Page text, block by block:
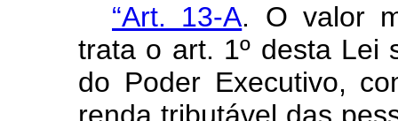
“Art. 13-A. O valor
trata o art. 1º desta Lei
do Poder Executivo,